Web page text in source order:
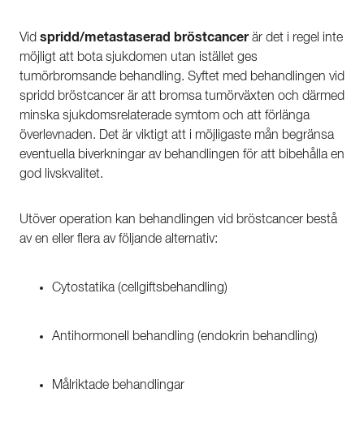
Vid spridd/metastaserad bröstcancerär det i regel inte
möjligt att bota sjukdomen utan istället ges
tumörbromsande behandling. Syftet med behandlingen vid
spridd bröstcancer är att bromsa tumörväxten och därmed
minska sjukdomsrelaterade symtom och att förlänga
överlevnaden. Det är viktigt att i möjligaste mån begränsa
eventuella biverkningar av behandlingen för att bibehålla en
god livskvalitet.
Utöver operation kan behandlingen vid bröstcancer bestå
av en eller flera av följande alternativ:
Cytostatika (cellgiftsbehandling)
Antihormonell behandling (endokrin behandling)
Målriktade behandlingar